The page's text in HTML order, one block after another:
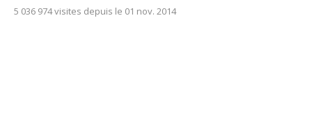
5 036 974 visites depuis le 01 nov. 2014